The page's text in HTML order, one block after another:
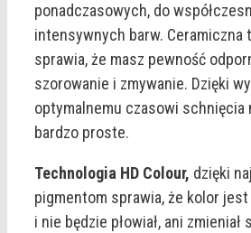
ponadczasowych, do
intensywnych barw. Ceramiczna
sprawia, że masz pewność
szorowanie i zmywanie. Dzięki
optymalnemu czasowi schnięcia
bardzo proste.
Technologia HD Colour, dzięki
pigmentom sprawia, że kolor
i nie będzie płowiał, ani zmieniał